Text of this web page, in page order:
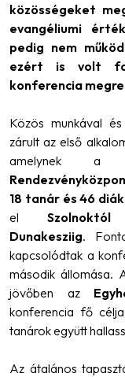
közösségeket
evangéliumi
pedig nem
ezért is volt
konferencia
Közös munkával
zárult az első
amelynek a
18 tanár és 46 diák
el
Dunakesziig.
kapcsolódtak a
második állomása.
jövőben az
konferencia fő
tanárok együtt
Az átalános